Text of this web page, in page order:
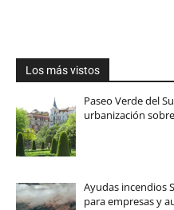
Los más vistos
Paseo Verde del
urbanización
Ayudas incendios
para empresas y